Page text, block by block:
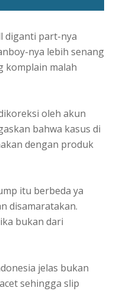
diganti part-nya
nya lebih senang
komplain malah
oleh akun
bahwa kasus di
dengan produk
itu berbeda ya
disamaratakan.
bukan dari
jelas bukan
sehingga slip